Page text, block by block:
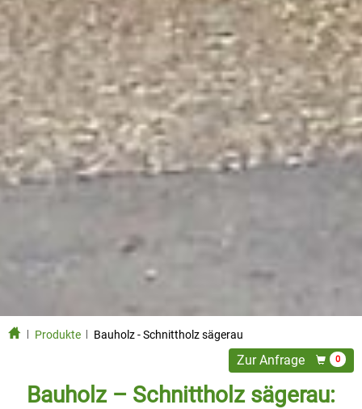
Produkte Bauholz - Schnittholz sägerau
Zur Anfrage 0
Bauholz – Schnittholz sägerau: